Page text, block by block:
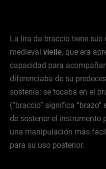
La lira da braccio tiene
medieval vielle, que era
capacidad para
diferenciaba de su
sostenía: se tocaba en el
(“braccio” significa
de sostener el instrumento
una manipulación más
para su uso posterior.